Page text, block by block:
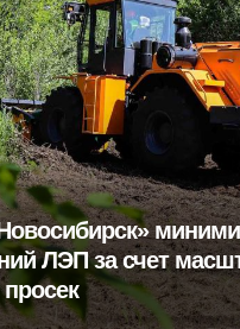
ЛЭП за счет
просек